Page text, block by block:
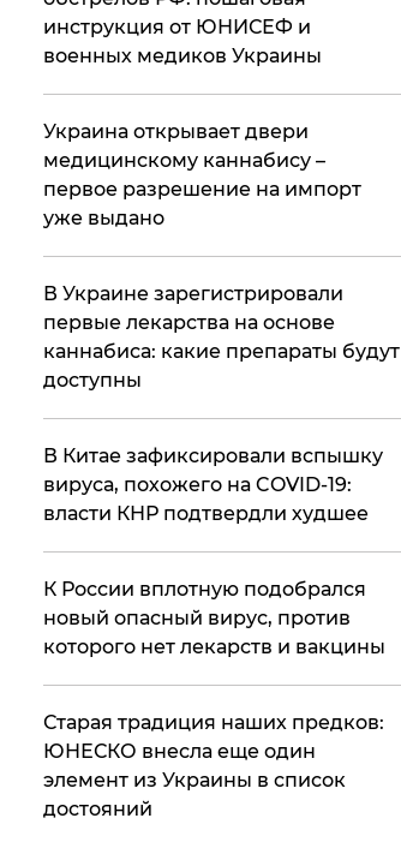
инструкция от ЮНИСЕФ и
военных медиков Украины
Украина открывает двери
медицинскому каннабису –
первое разрешение на импорт
уже выдано
В Украине зарегистрировали
первые лекарства на основе
каннабиса: какие препараты будут
доступны
В Китае зафиксировали вспышку
вируса, похожего на COVID-19:
власти КНР подтвердли худшее
К России вплотную подобрался
новый опасный вирус, против
которого нет лекарств и вакцины
​Старая традиция наших предков:
ЮНЕСКО внесла еще один
элемент из Украины в список
достояний